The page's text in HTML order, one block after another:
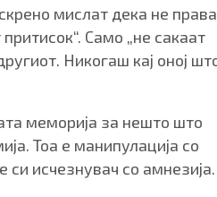
мислат дека не
Само „не сакаат
Никогаш кај оној
меморија за нешто што
Тоа е манипулација со
исчезнувач со амнезија.